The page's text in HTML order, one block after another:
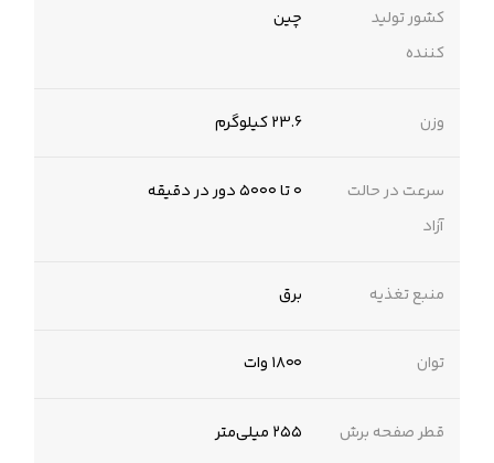
کشور تولید
کننده
چین
وزن 23.6 کیلوگرم
سرعت در حالت
آزاد
۰ تا ۵۰۰۰ دور در دقیقه
منبع تغذیه برق
توان ۱۸۰۰ وات
قطر صفحه برش ۲۵۵ میلی‌متر